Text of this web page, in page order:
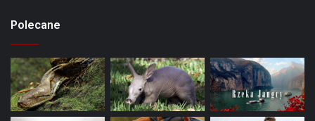
Polecane